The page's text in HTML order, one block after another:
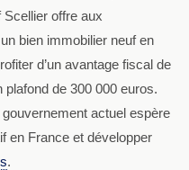
offre aux
bien immobilier neuf en
d’un avantage fiscal de
de 300 000 euros.
actuel espère
en France et développer
.